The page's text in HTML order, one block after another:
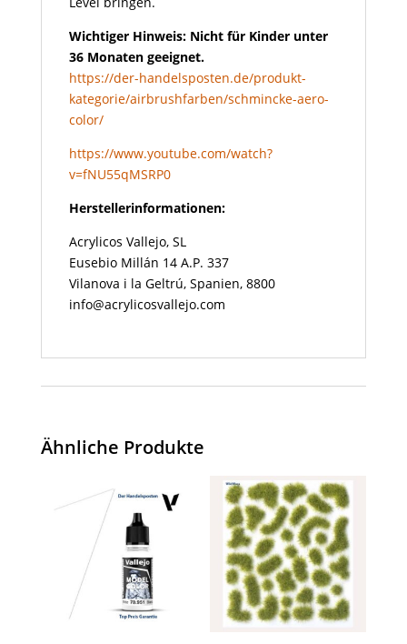
Wichtiger Hinweis: Nicht für Kinder unter
36 Monaten geeignet.
https://der-handelsposten.de/produkt-
kategorie/airbrushfarben/schmincke-aero-
color/
https://www.youtube.com/watch?
v=fNU55qMSRP0
Herstellerinformationen:
Acrylicos Vallejo, SL
Eusebio Millán 14 A.P. 337
Vilanova i la Geltrú, Spanien, 8800
info@acrylicosvallejo.com
Ähnliche Produkte